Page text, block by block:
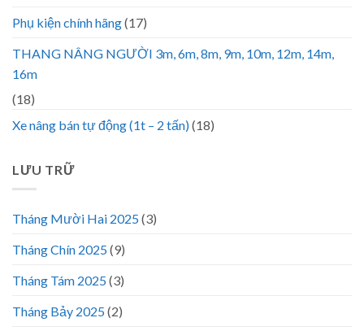
Phụ kiện chính hãng(17)
THANG NÂNG NGƯỜI 3m, 6m, 8m, 9m, 10m, 12m, 14m,
16m
(18)
Xe nâng bán tự động (1t – 2 tấn)(18)
LƯU TRỮ
Tháng Mười Hai 2025(3)
Tháng Chín 2025(9)
Tháng Tám 2025(3)
Tháng Bảy 2025(2)